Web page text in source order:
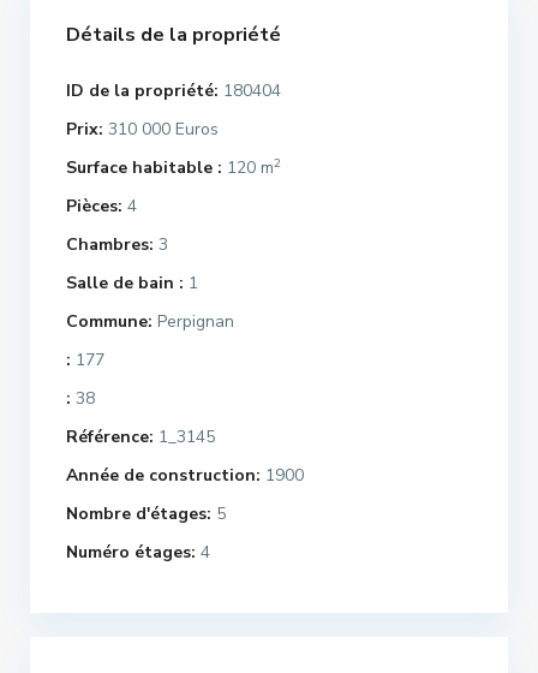
Détails de la propriété
ID de la propriété: 180404
Prix: 310 000 Euros
Surface habitable : 120 m2
Pièces: 4
Chambres: 3
Salle de bain : 1
Commune: Perpignan
: 177
: 38
Référence: 1_3145
Année de construction: 1900
Nombre d'étages: 5
Numéro étages: 4